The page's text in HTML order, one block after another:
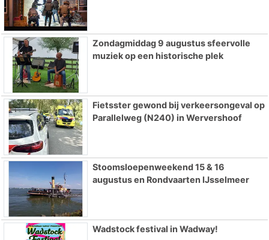
Zondagmiddag 9 augustus sfeervolle
muziek op een historische plek
Fietsster gewond bij verkeersongeval op
Parallelweg (N240) in Wervershoof
Stoomsloepenweekend 15 & 16
augustus en Rondvaarten IJsselmeer
Wadstock festival in Wadway!